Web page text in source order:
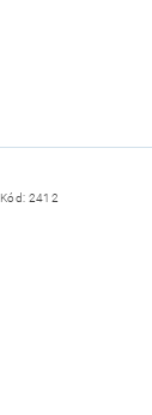
Kód: 2412